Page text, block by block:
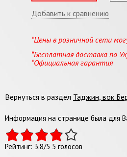
Добавить к сравнению
*Цены в розничной сети
*Бесплатная доставка по
*Официальная гарантия
Вернуться в раздел Таджин, вок
Информация на странице была для
Рейтинг: 3.8/5 5 голосов